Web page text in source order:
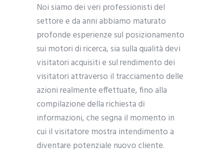
Noi siamo dei veri professionisti del
settore e da anni abbiamo maturato
profonde esperienze sul posizionamento
sui motori di ricerca, sia sulla qualità devi
visitatori acquisiti e sul rendimento dei
visitatori attraverso il tracciamento delle
azioni realmente effettuate, fino alla
compilazione della richiesta di
informazioni, che segna il momento in
cui il visitatore mostra intendimento a
diventare potenziale nuovo cliente.